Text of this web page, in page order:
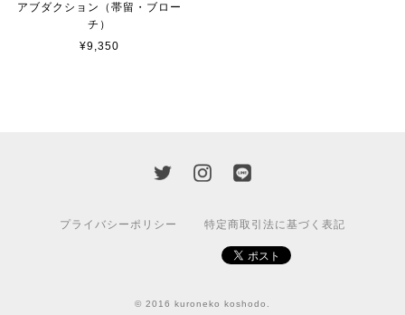
アブダクション（帯留・ブロー
チ）
¥9,350
プライバシーポリシー 特定商取引法に基づく表記
© 2016 kuroneko koshodo.